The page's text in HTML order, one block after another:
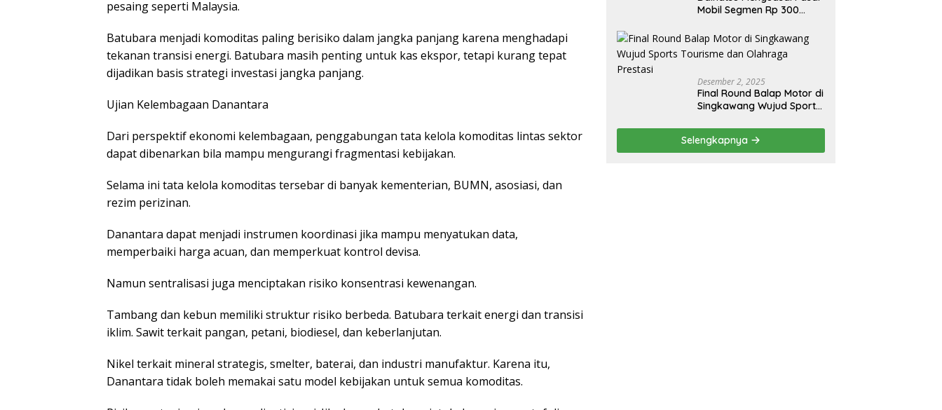
pesaing seperti Malaysia.
Batubara menjadi komoditas paling berisiko dalam jangka panjang karena menghadapi
tekanan transisi energi. Batubara masih penting untuk kas ekspor, tetapi kurang tepat
dijadikan basis strategi investasi jangka panjang.
Ujian Kelembagaan Danantara
Dari perspektif ekonomi kelembagaan, penggabungan tata kelola komoditas lintas sektor
dapat dibenarkan bila mampu mengurangi fragmentasi kebijakan.
Selama ini tata kelola komoditas tersebar di banyak kementerian, BUMN, asosiasi, dan
rezim perizinan.
Danantara dapat menjadi instrumen koordinasi jika mampu menyatukan data,
memperbaiki harga acuan, dan memperkuat kontrol devisa.
Namun sentralisasi juga menciptakan risiko konsentrasi kewenangan.
Tambang dan kebun memiliki struktur risiko berbeda. Batubara terkait energi dan transisi
iklim. Sawit terkait pangan, petani, biodiesel, dan keberlanjutan.
Nikel terkait mineral strategis, smelter, baterai, dan industri manufaktur. Karena itu,
Danantara tidak boleh memakai satu model kebijakan untuk semua komoditas.
Mobil Segmen Rp 300
Ekspor
Desember 2, 2025
Final Round Balap Motor di
Singkawang Wujud Sports
Prestasi
Selengkapnya